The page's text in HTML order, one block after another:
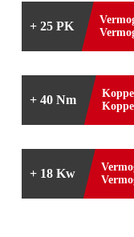
+ 25 PK
+ 40 Nm
+ 18 Kw